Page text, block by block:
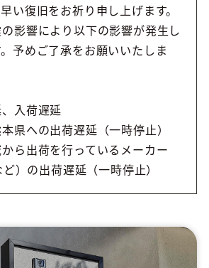
い復旧をお祈り申し上げます。
影響により以下の影響が発生し
予めご了承をお願いいたしま
入荷遅延
県への出荷遅延（一時停止）
から出荷を行っているメーカー
ど）の出荷遅延（一時停止）